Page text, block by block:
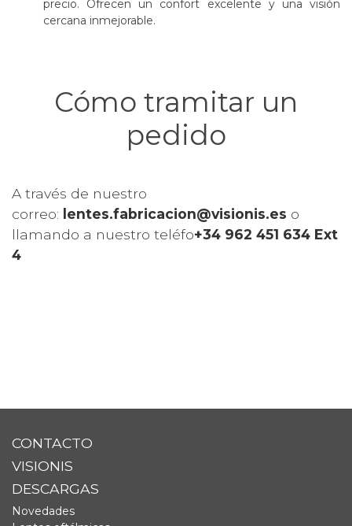
precio. Ofrecen un confort excelente y una visión
cercana inmejorable.
Cómo tramitar un
pedido
A través de nuestro
correo: lentes.fabricacion@visionis.es o
llamando a nuestro teléfo+34 962 451 634 Ext
4
CONTACTO
VISIONIS
DESCARGAS
Novedades